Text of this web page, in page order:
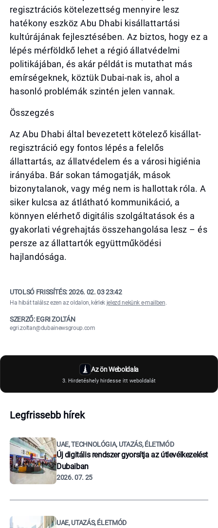
regisztrációs kötelezettség mennyire lesz
hatékony eszköz Abu Dhabi kisállattartási
kultúrájának fejlesztésében. Az biztos, hogy ez a
lépés mérföldkő lehet a régió állatvédelmi
politikájában, és akár példát is mutathat más
emírségeknek, köztük Dubai-nak is, ahol a
hasonló problémák szintén jelen vannak.
Összegzés
Az Abu Dhabi által bevezetett kötelező kisállat-
regisztráció egy fontos lépés a felelős
állattartás, az állatvédelem és a városi higiénia
irányába. Bár sokan támogatják, mások
bizonytalanok, vagy még nem is hallottak róla. A
siker kulcsa az átlátható kommunikáció, a
könnyen elérhető digitális szolgáltatások és a
gyakorlati végrehajtás összehangolása lesz – és
persze az állattartók együttműködési
hajlandósága.
UTOLSÓ FRISSÍTÉS:2026. 02. 03 23:42
Ha hibát találsz ezen az oldalon, kérlek jelezd nekünk e-mailben.
SZERZŐ: EGRI ZOLTÁN
egri.zoltan@dubainewsgroup.com
Az ön Weboldala
3. Hirdetéshely hirdesse itt weboldalát
Legfrissebb hírek
UAE, TECHNOLÓGIA, UTAZÁS, ÉLETMÓD
Új digitális rendszer gyorsítja az útlevélkezelést
Dubaiban
2026. 07. 25
UAE, UTAZÁS, ÉLETMÓD